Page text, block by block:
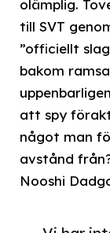
olämplig.
till SVT
”officiellt
bakom
att spy
något man
avstånd
Nooshi